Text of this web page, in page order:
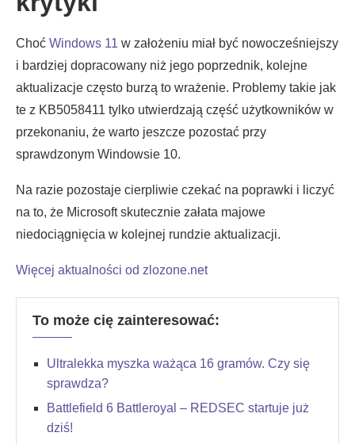
Choć Windows 11 w założeniu miał być nowocześniejszy
i bardziej dopracowany niż jego poprzednik, kolejne
aktualizacje często burzą to wrażenie. Problemy takie jak
te z KB5058411 tylko utwierdzają część użytkowników w
przekonaniu, że warto jeszcze pozostać przy
sprawdzonym Windowsie 10.
Na razie pozostaje cierpliwie czekać na poprawki i liczyć
na to, że Microsoft skutecznie załata majowe
niedociągnięcia w kolejnej rundzie aktualizacji.
Więcej aktualności od zlozone.net
To może cię zainteresować:
Ultralekka myszka ważąca 16 gramów. Czy się
sprawdza?
Battlefield 6 Battleroyal – REDSEC startuje już
dziś!